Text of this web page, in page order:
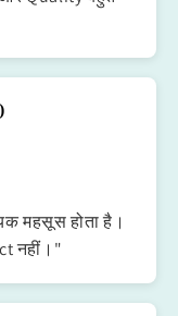
महसूस होता है।
नहीं।"